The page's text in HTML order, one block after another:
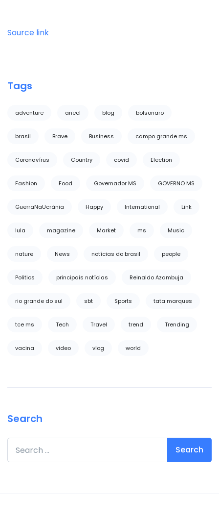
Source link
Tags
adventure aneel blog bolsonaro
brasil Brave Business campo grande ms
Coronavírus Country covid Election
Fashion Food Governador MS GOVERNO MS
GuerraNaUcrânia Happy International Link
lula magazine Market ms Music
nature News notícias do brasil people
Politics principais notícias Reinaldo Azambuja
rio grande do sul sbt Sports tata marques
tce ms Tech Travel trend Trending
vacina video vlog world
Search
Search for: